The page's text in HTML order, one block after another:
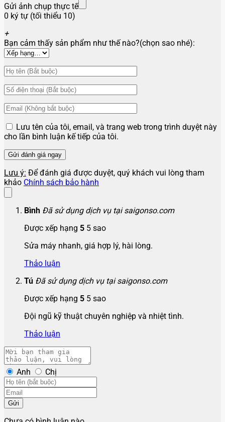
Gửi ảnh chụp thực tế
0 ký tự (tối thiểu 10)
+
Bạn cảm thấy sản phẩm như thế nào?(chọn sao nhé):
Lưu tên của tôi, email, và trang web trong trình duyệt này
cho lần bình luận kế tiếp của tôi.
Lưu ý: Để đánh giá được duyệt, quý khách vui lòng tham
khảo Chính sách bảo hành
Bình Đã sử dụng dịch vụ tại saigonso.com
Được xếp hạng 5 5 sao
Sửa máy nhanh, giá hợp lý, hài lòng.
Thảo luận
Tú Đã sử dụng dịch vụ tại saigonso.com
Được xếp hạng 5 5 sao
Đội ngũ kỹ thuật chuyên nghiệp và nhiệt tình.
Thảo luận
Anh Chị
Gửi